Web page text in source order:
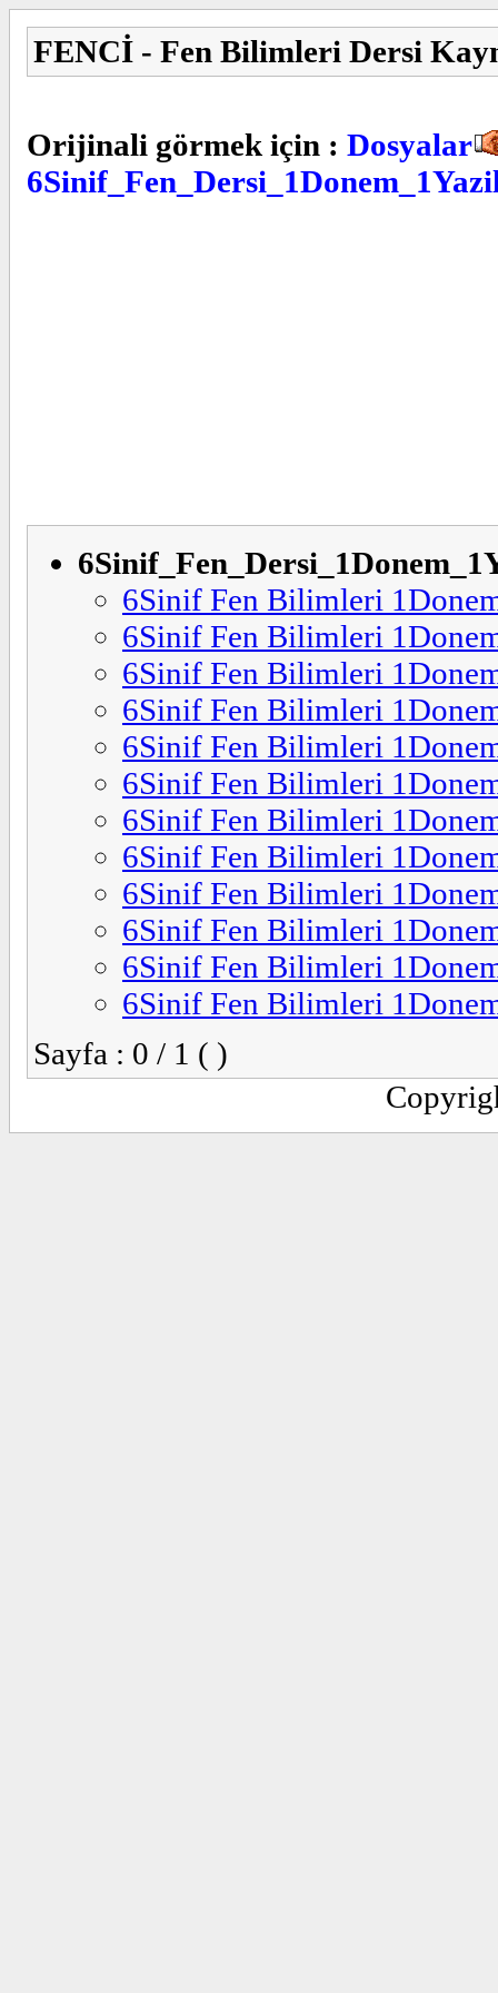
FENCİ - Fen Bilimleri Dersi
Orijinali görmek için : Dosyalar
6Sinif Fen Bilimleri
6Sinif Fen Bilimleri
6Sinif Fen Bilimleri
6Sinif Fen Bilimleri
6Sinif Fen Bilimleri
6Sinif Fen Bilimleri
6Sinif Fen Bilimleri
6Sinif Fen Bilimleri
6Sinif Fen Bilimleri
6Sinif Fen Bilimleri
6Sinif Fen Bilimleri
6Sinif Fen Bilimleri
Sayfa : 0 / 1 ( )